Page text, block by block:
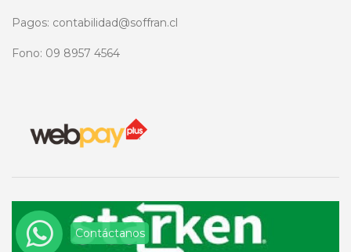
Pagos: contabilidad@soffran.cl
Fono: 09 8957 4564